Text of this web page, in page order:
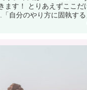
ます！ とりあえずここだ
自分のやり方に固執する